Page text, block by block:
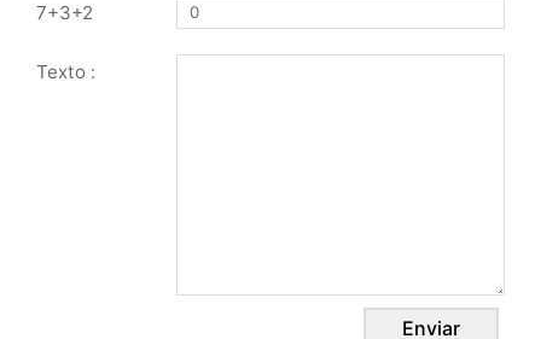
7+3+2
Texto :